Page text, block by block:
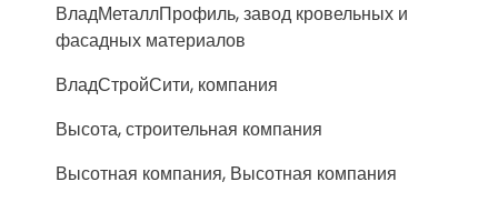
ВладМеталлПрофиль, завод кровельных и
фасадных материалов
ВладСтройСити, компания
Высота, строительная компания
Высотная компания, Высотная компания